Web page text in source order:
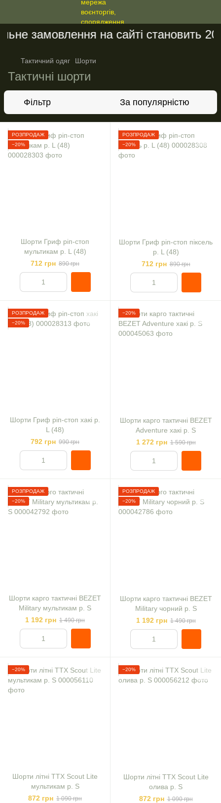
замовлення на сайті становить 200
Тактичний одяг Шорти
Тактичні шорти
Фільтр За популярністю
РОЗПРОДАЖ
−20%
Шорти Гриф ріп-стоп
мультикам р. L (48)
712 грн 890 грн
РОЗПРОДАЖ
−20%
Шорти Гриф ріп-стоп піксель
р. L (48)
712 грн 890 грн
РОЗПРОДАЖ
−20%
Шорти Гриф ріп-стоп хакі р.
L (48)
792 грн 990 грн
−20%
Шорти карго тактичні BEZET
Adventure хакі р. S
1 272 грн 1 590 грн
РОЗПРОДАЖ
−20%
Шорти карго тактичні BEZET
Military мультикам р. S
1 192 грн 1 490 грн
РОЗПРОДАЖ
−20%
Шорти карго тактичні BEZET
Military чорний р. S
1 192 грн 1 490 грн
−20%
Шорти літні TTX Scout Lite
мультикам р. S
872 грн 1 090 грн
−20%
Шорти літні TTX Scout Lite
олива р. S
872 грн 1 090 грн